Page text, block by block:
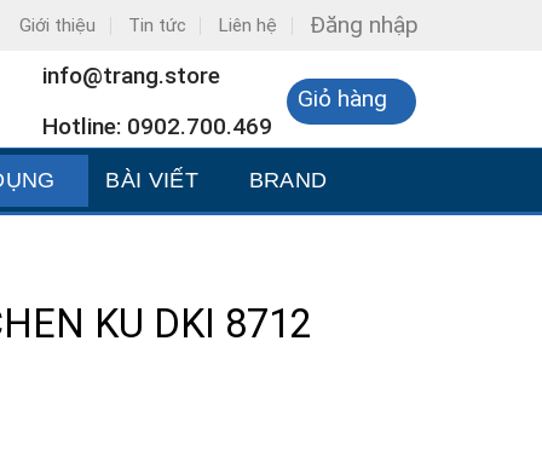
Giới thiệu Tin tức Liên hệ
Đăng nhập
info@trang.store
Hotline: 0902.700.469
Giỏ hàng
BÀI VIẾT BRAND
KU DKI 8712